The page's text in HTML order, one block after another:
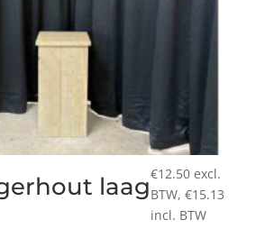
laag€12.50 excl.
BTW, €15.13
incl. BTW